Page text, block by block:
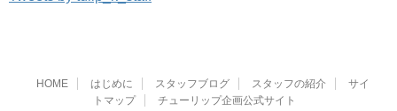
HOME はじめに スタッフブログ スタッフの紹介
サイ
トマップ
チューリップ企画公式サイト